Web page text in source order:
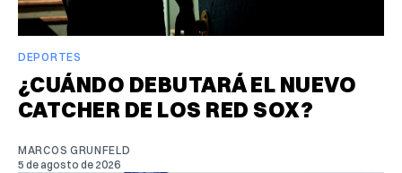
DEPORTES
¿CUÁNDO DEBUTARÁ EL NUEVO
CATCHER DE LOS RED SOX?
MARCOS GRUNFELD
5 de agosto de 2026